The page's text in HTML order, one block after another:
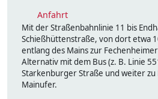
Anfahrt
Mit der Straßenbahnlinie 11 bis
Schießhüttenstraße, von dort etwa
entlang des Mains zur
Alternativ mit dem Bus (z. B. Linie
Starkenburger Straße und weiter zu
Mainufer.